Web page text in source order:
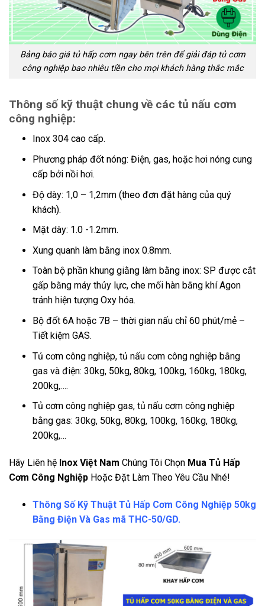
Bảng báo giá tủ hấp cơm ngay bên trên để giải đáp tủ cơm
công nghiệp bao nhiêu tiền cho mọi khách hàng thắc mắc
Thông số kỹ thuật chung về các tủ nấu cơm
công nghiệp:
Inox 304 cao cấp.
Phương pháp đốt nóng: Điện, gas, hoặc hơi nóng cung
cấp bởi nồi hơi.
Độ dày: 1,0 – 1,2mm (theo đơn đặt hàng của quý
khách).
Mặt dày: 1.0 -1.2mm.
Xung quanh làm bằng inox 0.8mm.
Toàn bộ phần khung giằng làm bằng inox: SP được cắt
gấp bằng máy thủy lực, che mối hàn bằng khí Agon
tránh hiện tượng Oxy hóa.
Bộ đốt 6A hoặc 7B – thời gian nấu chỉ 60 phút/mẻ –
Tiết kiệm GAS.
Tủ cơm công nghiệp, tủ nấu cơm công nghiệp bằng
gas và điện: 30kg, 50kg, 80kg, 100kg, 160kg, 180kg,
200kg,….
Tủ cơm công nghiệp gas, tủ nấu cơm công nghiệp
bằng gas: 30kg, 50kg, 80kg, 100kg, 160kg, 180kg,
200kg,…
Hãy Liên hệ Inox Việt Nam Chúng Tôi Chọn Mua Tủ Hấp
Cơm Công Nghiệp Hoặc Đặt Làm Theo Yêu Cầu Nhé!
Thông Số Kỹ Thuật Tủ Hấp Cơm Công Nghiệp 50kg
Bằng Điện Và Gas mã THC-50/GD.